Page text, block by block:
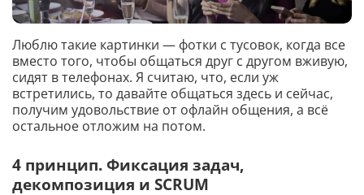
Люблю такие картинки — фотки с тусовок, когда все
вместо того, чтобы общаться друг с другом вживую,
сидят в телефонах. Я считаю, что, если уж
встретились, то давайте общаться здесь и сейчас,
получим удовольствие от офлайн общения, а всё
остальное отложим на потом.
4 принцип. Фиксация задач,
декомпозиция и SCRUM